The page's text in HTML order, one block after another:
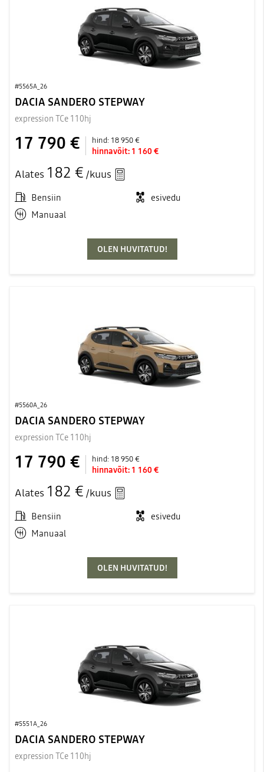
#5565A_26
DACIA SANDERO STEPWAY
expression TCe 110hj
17 790 € hind: 18 950 €
hinnavõit: 1 160 €
Alates 182 € /kuus
Bensiin
esivedu
Manuaal
OLEN HUVITATUD!
#5560A_26
DACIA SANDERO STEPWAY
expression TCe 110hj
17 790 € hind: 18 950 €
hinnavõit: 1 160 €
Alates 182 € /kuus
Bensiin
esivedu
Manuaal
OLEN HUVITATUD!
#5551A_26
DACIA SANDERO STEPWAY
expression TCe 110hj